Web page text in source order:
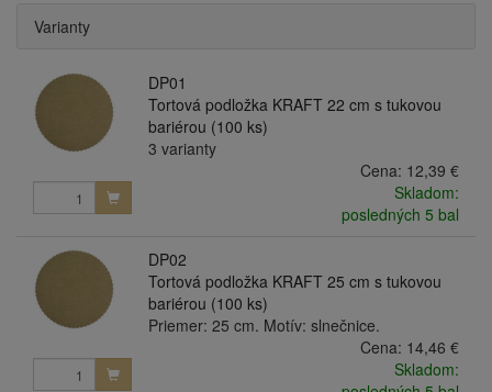
Varianty
DP01
Tortová podložka KRAFT 22 cm s tukovou
bariérou (100 ks)
3 varianty
Cena: 12,39 €
Skladom:
posledných 5 bal
DP02
Tortová podložka KRAFT 25 cm s tukovou
bariérou (100 ks)
Priemer: 25 cm. Motív: slnečnice.
Cena: 14,46 €
Skladom: